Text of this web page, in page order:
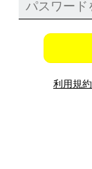
利用規約